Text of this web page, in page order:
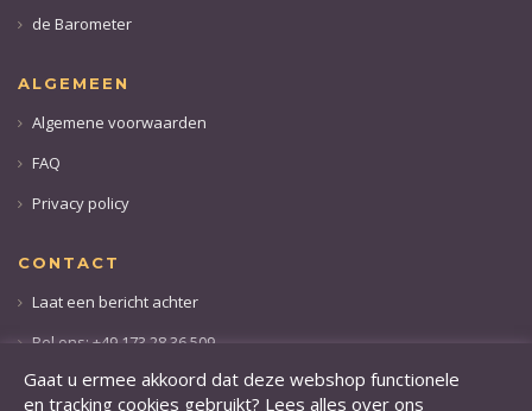
de Barometer
ALGEMEEN
Algemene voorwaarden
FAQ
Privacy policy
CONTACT
Laat een bericht achter
Bel ons: +49 173 28 36 509
Gaat u ermee akkoord dat deze webshop functionele
en tracking cookies gebruikt? Lees alles over ons